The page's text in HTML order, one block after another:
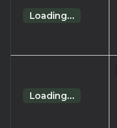
Loading...
Loading...